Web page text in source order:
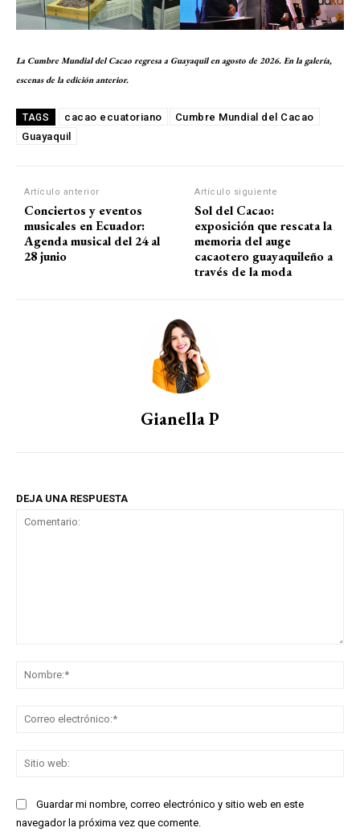
La Cumbre Mundial del Cacao regresa a Guayaquil en agosto de 2026. En la galería,
escenas de la edición anterior.
TAGS cacao ecuatoriano
Cumbre Mundial del Cacao
Guayaquil
Artículo anterior
Conciertos y eventos
musicales en Ecuador:
Agenda musical del 24 al
28 junio
Artículo siguiente
Sol del Cacao:
exposición que rescata la
memoria del auge
cacaotero guayaquileño a
través de la moda
Gianella P
DEJA UNA RESPUESTA
Guardar mi nombre, correo electrónico y sitio web en este
navegador la próxima vez que comente.